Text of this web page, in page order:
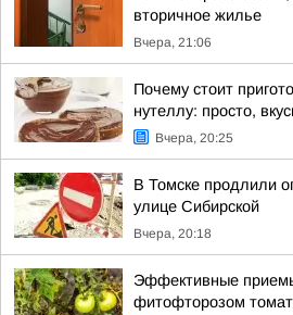
вторичное жилье
Вчера, 21:06
Почему стоит
нутеллу: просто,
Вчера, 20:25
В Томске продлили
улице Сибирской
Вчера, 20:18
Эффективные
фитофторозом